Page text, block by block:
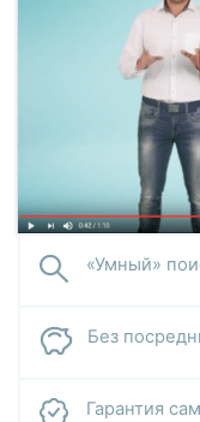
«Умный»
Без
Гарантия